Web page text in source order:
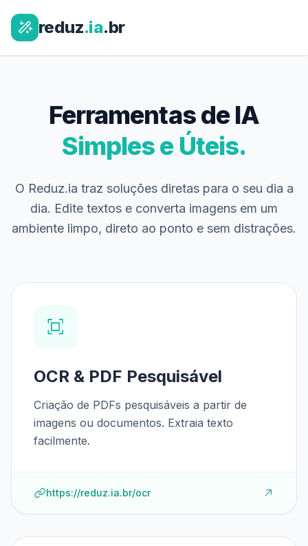
reduz.ia.br
Ferramentas de IA
Simples e Úteis.
O Reduz.ia traz soluções diretas para o seu dia a
dia. Edite textos e converta imagens em um
ambiente limpo, direto ao ponto e sem distrações.
OCR & PDF Pesquisável
Criação de PDFs pesquisáveis a partir de
imagens ou documentos. Extraia texto
facilmente.
https://reduz.ia.br/ocr